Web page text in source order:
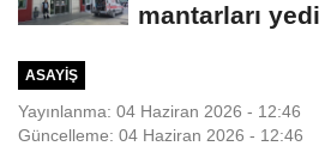
mantarları
ASAYIŞ
Yayınlanma: 04 Haziran 2026 - 12:46
Güncelleme: 04 Haziran 2026 - 12:46